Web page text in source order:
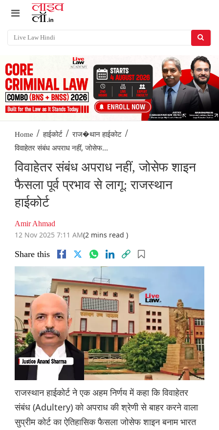
Home / हाईकोर्ट / राज�थान हाईकोट /
विवाहेतर संबंध अपराध नहीं, जोसेफ...
विवाहेतर संबंध अपराध नहीं, जोसेफ शाइन
फैसला पूर्व प्रभाव से लागू: राजस्थान
हाईकोर्ट
Amir Ahmad
12 Nov 2025 7:11 AM(2 mins read )
Share this
राजस्थान हाईकोर्ट ने एक अहम निर्णय में कहा कि विवाहेतर
संबंध (Adultery) को अपराध की श्रेणी से बाहर करने वाला
सुप्रीम कोर्ट का ऐतिहासिक फैसला जोसेफ शाइन बनाम भारत